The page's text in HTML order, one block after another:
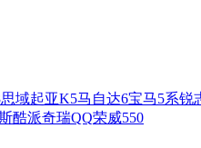
思域起亚K5马自达6宝马5系锐
酷派奇瑞QQ荣威550